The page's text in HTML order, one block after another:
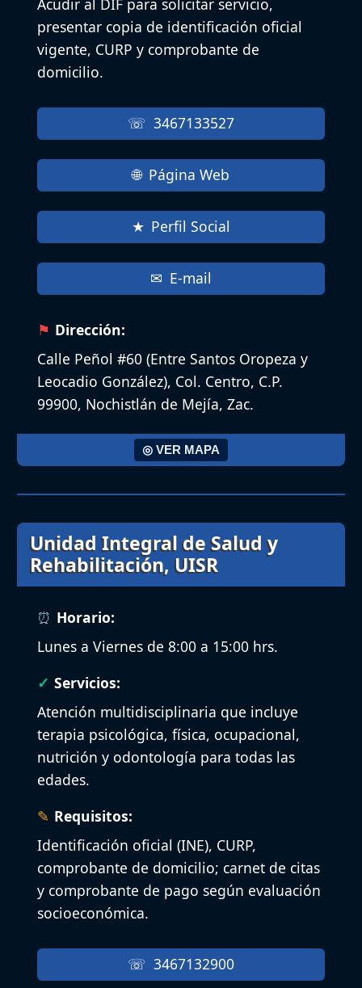
presentar copia de identificación oficial
vigente, CURP y comprobante de
domicilio.
3467133527
Página Web
Perfil Social
E-mail
Dirección:
Calle Peñol #60 (Entre Santos Oropeza y
Leocadio González), Col. Centro, C.P.
99900, Nochistlán de Mejía, Zac.
◎ VER MAPA
Unidad Integral de Salud y
Rehabilitación, UISR
Horario:
Lunes a Viernes de 8:00 a 15:00 hrs.
Servicios:
Atención multidisciplinaria que incluye
terapia psicológica, física, ocupacional,
nutrición y odontología para todas las
edades.
Requisitos:
Identificación oficial (INE), CURP,
comprobante de domicilio; carnet de citas
y comprobante de pago según evaluación
socioeconómica.
3467132900